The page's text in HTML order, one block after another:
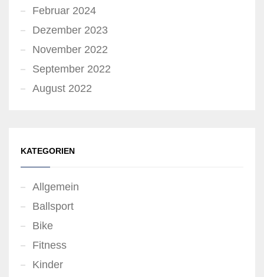
Februar 2024
Dezember 2023
November 2022
September 2022
August 2022
KATEGORIEN
Allgemein
Ballsport
Bike
Fitness
Kinder